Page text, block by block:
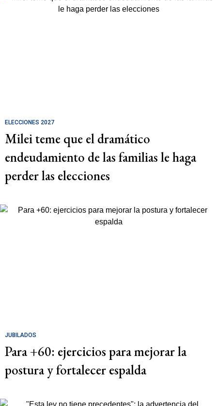
ELECCIONES 2027
Milei teme que el dramático
endeudamiento de las familias le haga
perder las elecciones
JUBILADOS
Para +60: ejercicios para mejorar la
postura y fortalecer espalda